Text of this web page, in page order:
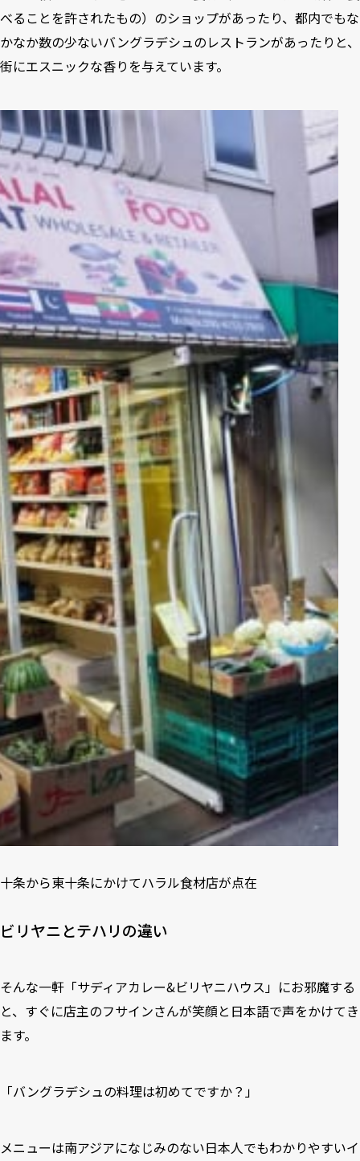
べることを許されたもの）のショップがあったり、都内でもな
かなか数の少ないバングラデシュのレストランがあったりと、
街にエスニックな香りを与えています。
十条から東十条にかけてハラル食材店が点在
ビリヤニとテハリの違い
そんな一軒「サディアカレー&ビリヤニハウス」にお邪魔する
と、すぐに店主のフサインさんが笑顔と日本語で声をかけてき
ます。
「バングラデシュの料理は初めてですか？」
メニューは南アジアになじみのない日本人でもわかりやすいイ